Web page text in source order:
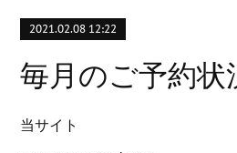
2021.02.08 12:22
毎月のご予約状
当サイト